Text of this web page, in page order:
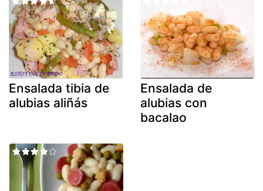
Ensalada tibia de
alubias aliñás
Ensalada de
alubias con
bacalao